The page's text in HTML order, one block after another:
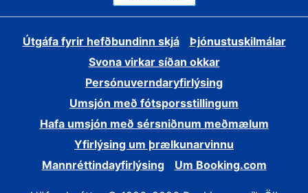
Útgáfa fyrir hefðbundinn skjá
Þjónustuskilmálar
Svona virkar síðan okkar
Persónuverndaryfirlýsing
Umsjón með fótsporsstillingum
Hafa umsjón með sérsniðnum meðmælum
Yfirlýsing um þrælkunarvinnu
Mannréttindayfirlýsing
Um Booking.com